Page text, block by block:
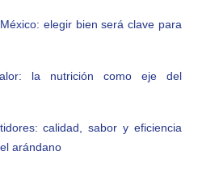
elegir bien será clave para
la nutrición como eje del
calidad, sabor y eficiencia
arándano